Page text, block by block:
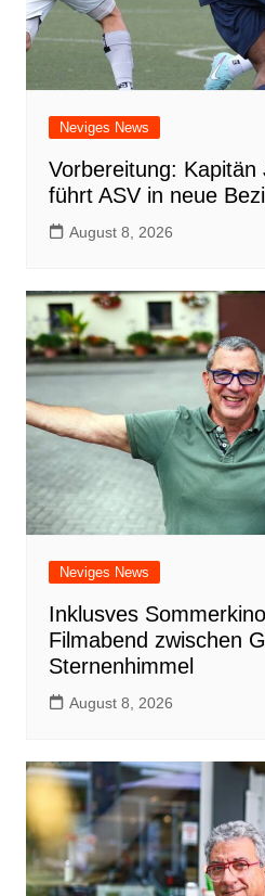
Neviges News
Vorbereitung: Kapitän
führt ASV in neue
August 8, 2026
Neviges News
Inklusves
Filmabend zwischen
Sternenhimmel
August 8, 2026